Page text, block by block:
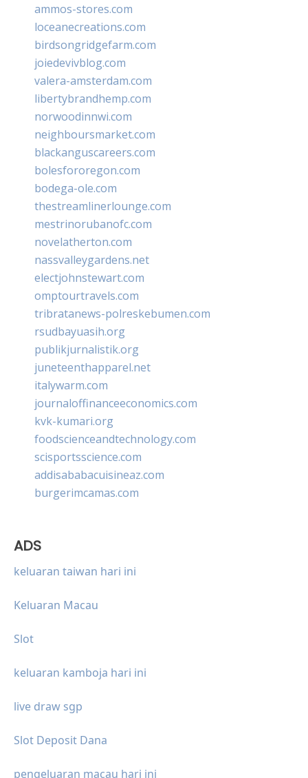
ammos-stores.com
loceanecreations.com
birdsongridgefarm.com
joiedevivblog.com
valera-amsterdam.com
libertybrandhemp.com
norwoodinnwi.com
neighboursmarket.com
blackanguscareers.com
bolesfororegon.com
bodega-ole.com
thestreamlinerlounge.com
mestrinorubanofc.com
novelatherton.com
nassvalleygardens.net
electjohnstewart.com
omptourtravels.com
tribratanews-polreskebumen.com
rsudbayuasih.org
publikjurnalistik.org
juneteenthapparel.net
italywarm.com
journaloffinanceeconomics.com
kvk-kumari.org
foodscienceandtechnology.com
scisportsscience.com
addisababacuisineaz.com
burgerimcamas.com
ADS
keluaran taiwan hari ini
Keluaran Macau
Slot
keluaran kamboja hari ini
live draw sgp
Slot Deposit Dana
pengeluaran macau hari ini